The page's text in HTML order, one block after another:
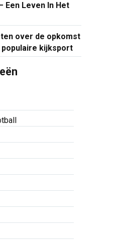
Een Leven In Het
over de opkomst
kijksport